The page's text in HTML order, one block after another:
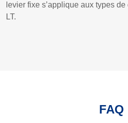
levier fixe s’applique aux types
LT.
FAQ